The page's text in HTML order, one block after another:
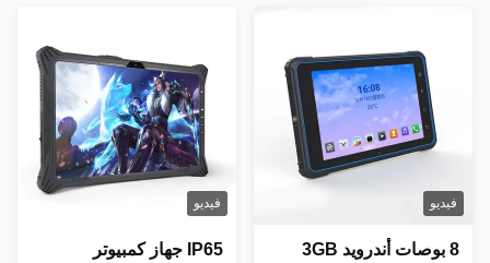
فيديو
8 بوصات أندرويد 3GB
فيديو
IP65 جهاز كمبيوتر